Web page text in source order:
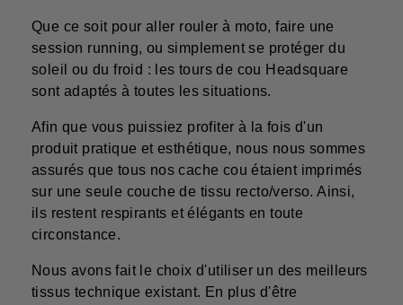
Que ce soit pour aller rouler à moto, faire une
session running, ou simplement se protéger du
soleil ou du froid : les tours de cou Headsquare
sont adaptés à toutes les situations.
Afin que vous puissiez profiter à la fois d'un
produit pratique et esthétique, nous nous sommes
assurés que tous nos cache cou étaient imprimés
sur une seule couche de tissu recto/verso. Ainsi,
ils restent respirants et élégants en toute
circonstance.
Nous avons fait le choix d'utiliser un des meilleurs
tissus technique existant. En plus d'être